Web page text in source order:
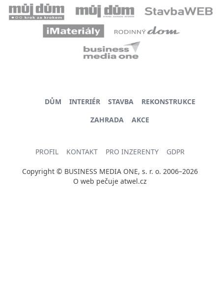
DŮM INTERIÉR STAVBA
REKONSTRUKCE
ZAHRADA
AKCE
PROFIL KONTAKT PRO INZERENTY GDPR
Copyright © BUSINESS MEDIA ONE, s. r. o. 2006–2026